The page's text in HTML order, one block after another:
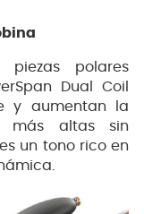
piezas polares
Dual Coil
y aumentan la
más altas sin
un tono rico en